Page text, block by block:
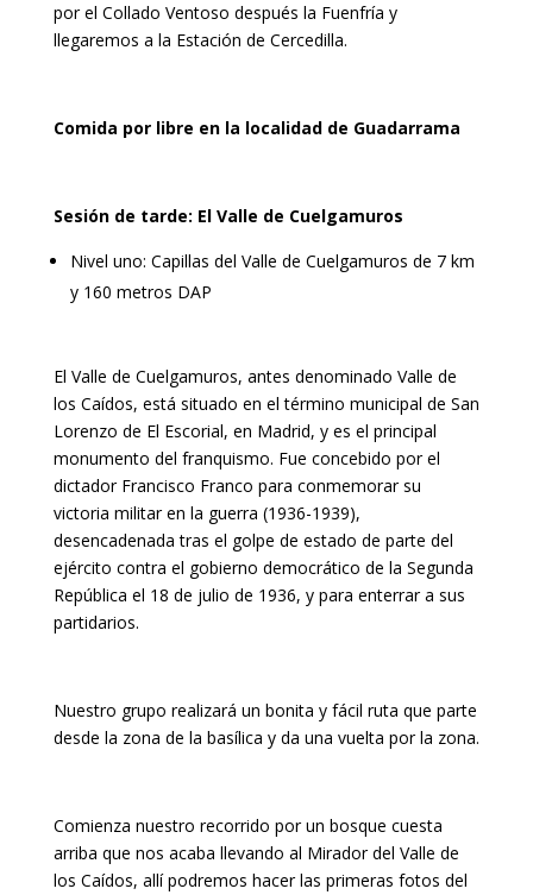
por el Collado Ventoso después la Fuenfría y
llegaremos a la Estación de Cercedilla.
Comida por libre en la localidad de Guadarrama
Sesión de tarde: El Valle de Cuelgamuros
Nivel uno: Capillas del Valle de Cuelgamuros de 7 km
y 160 metros DAP
El Valle de Cuelgamuros, antes denominado Valle de
los Caídos, está situado en el término municipal de San
Lorenzo de El Escorial, en Madrid, y es el principal
monumento del franquismo. Fue concebido por el
dictador Francisco Franco para conmemorar su
victoria militar en la guerra (1936-1939),
desencadenada tras el golpe de estado de parte del
ejército contra el gobierno democrático de la Segunda
República el 18 de julio de 1936, y para enterrar a sus
partidarios.
Nuestro grupo realizará un bonita y fácil ruta que parte
desde la zona de la basílica y da una vuelta por la zona.
Comienza nuestro recorrido por un bosque cuesta
arriba que nos acaba llevando al Mirador del Valle de
los Caídos, allí podremos hacer las primeras fotos del